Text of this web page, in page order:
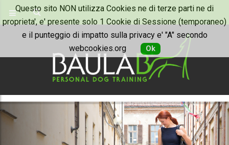
Questo sito NON utilizza Cookies ne di terze parti ne di
proprieta', e' presente solo 1 Cookie di Sessione (temporaneo)
e il punteggio di impatto sulla privacy e' "A" secondo
webcookies.org
Ok